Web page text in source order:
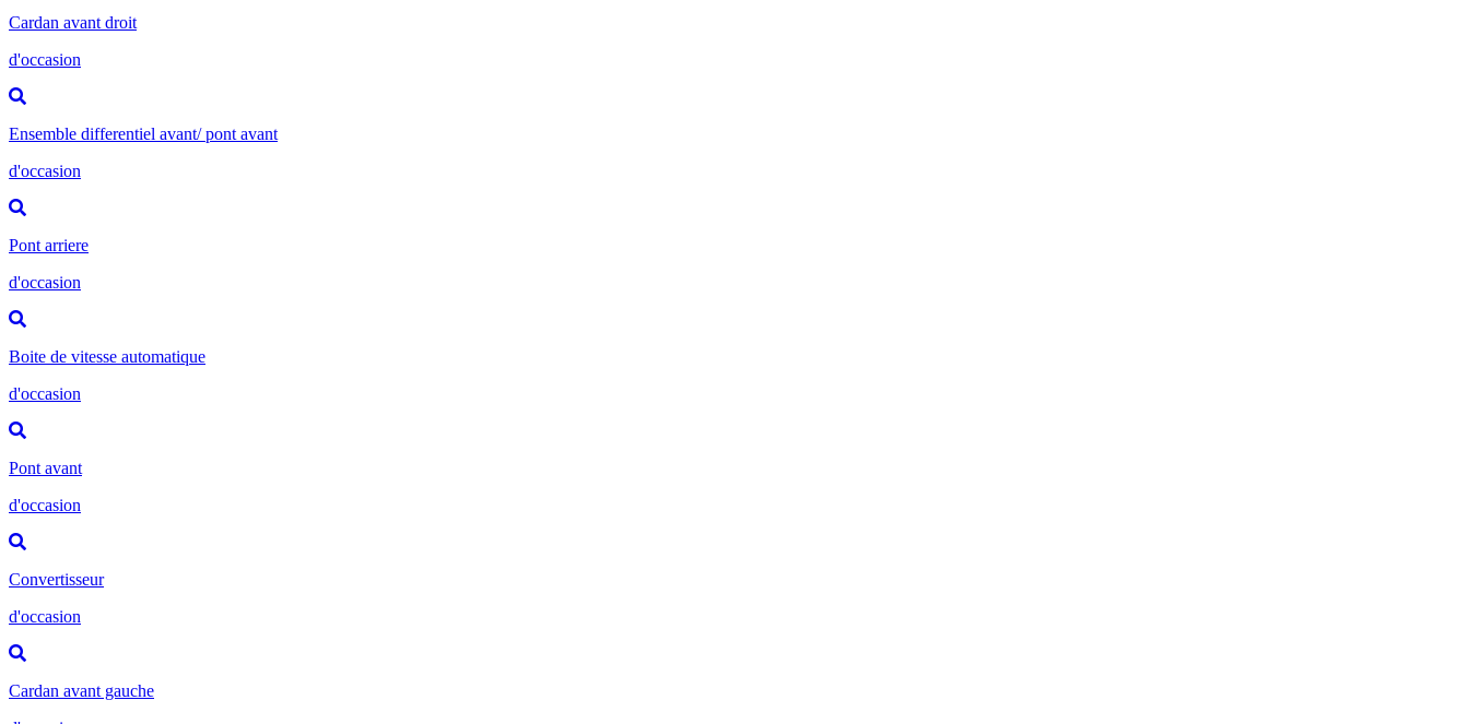
Cardan avant droit
d'occasion
Ensemble differentiel avant/ pont avant
d'occasion
Pont arriere
d'occasion
Boite de vitesse automatique
d'occasion
Pont avant
d'occasion
Convertisseur
d'occasion
Cardan avant gauche